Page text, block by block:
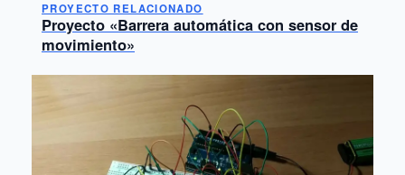
PROYECTO RELACIONADO
Proyecto «Barrera automática con sensor de
movimiento»